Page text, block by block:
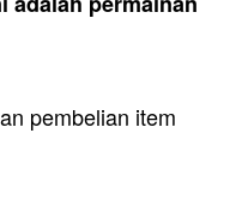
pembelian item